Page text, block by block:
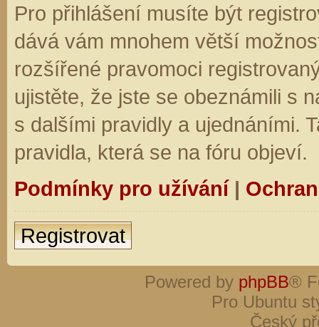
Pro přihlášení musíte být
dává vám mnohem větší
rozšířené pravomoci
ujistěte, že jste se obeznámili s
s dalšími pravidly a ujednáními.
pravidla, která se na fóru objeví.
Podmínky pro užívání|
Registrovat
Powered by phpBB®
Pro Ubuntu
Český